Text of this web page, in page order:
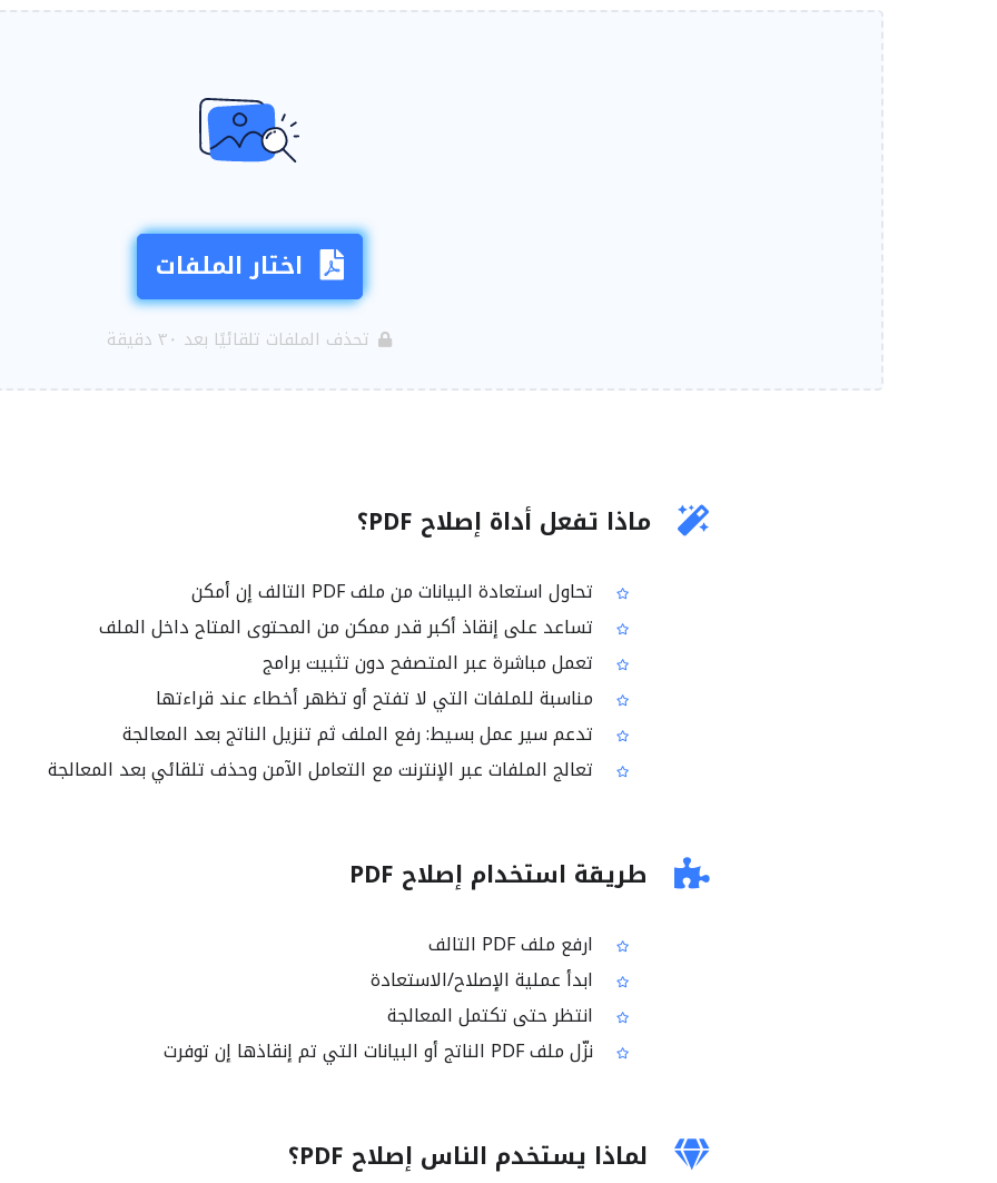
اختار الملفات
تحذف الملفات تلقائيًا بعد ٣٠ دقيقة
ماذا تفعل أداة إصلاح PDF؟
تحاول استعادة البيانات من ملف PDF التالف إن أمكن
تساعد على إنقاذ أكبر قدر ممكن من المحتوى المتاح داخل الملف
تعمل مباشرة عبر المتصفح دون تثبيت برامج
مناسبة للملفات التي لا تفتح أو تظهر أخطاء عند قراءتها
تدعم سير عمل بسيط: رفع الملف ثم تنزيل الناتج بعد المعالجة
تعالج الملفات عبر الإنترنت مع التعامل الآمن وحذف تلقائي بعد المعالجة
طريقة استخدام إصلاح PDF
ارفع ملف PDF التالف
ابدأ عملية الإصلاح/الاستعادة
انتظر حتى تكتمل المعالجة
نزّل ملف PDF الناتج أو البيانات التي تم إنقاذها إن توفرت
لماذا يستخدم الناس إصلاح PDF؟